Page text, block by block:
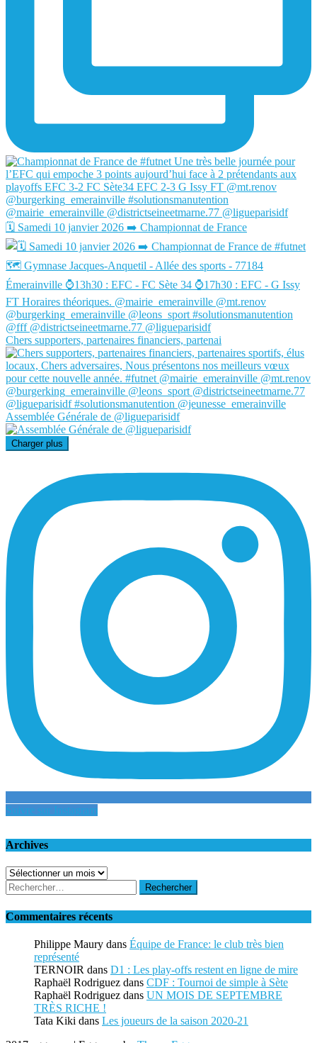
🗓️ Samedi 10 janvier 2026 ➡️ Championnat de France
Chers supporters, partenaires financiers, partenai
Assemblée Générale de @ligueparisidf
Charger plus
Suivre sur Instagram
Archives
Archives
Rechercher :
Commentaires récents
Philippe Maury dans Équipe de France: le club très bien
représenté
TERNOIR dans D1 : Les play-offs restent en ligne de mire
Raphaël Rodriguez dans CDF : Tournoi de simple à Sète
Raphaël Rodriguez dans UN MOIS DE SEPTEMBRE
TRÈS RICHE !
Tata Kiki dans Les joueurs de la saison 2020-21